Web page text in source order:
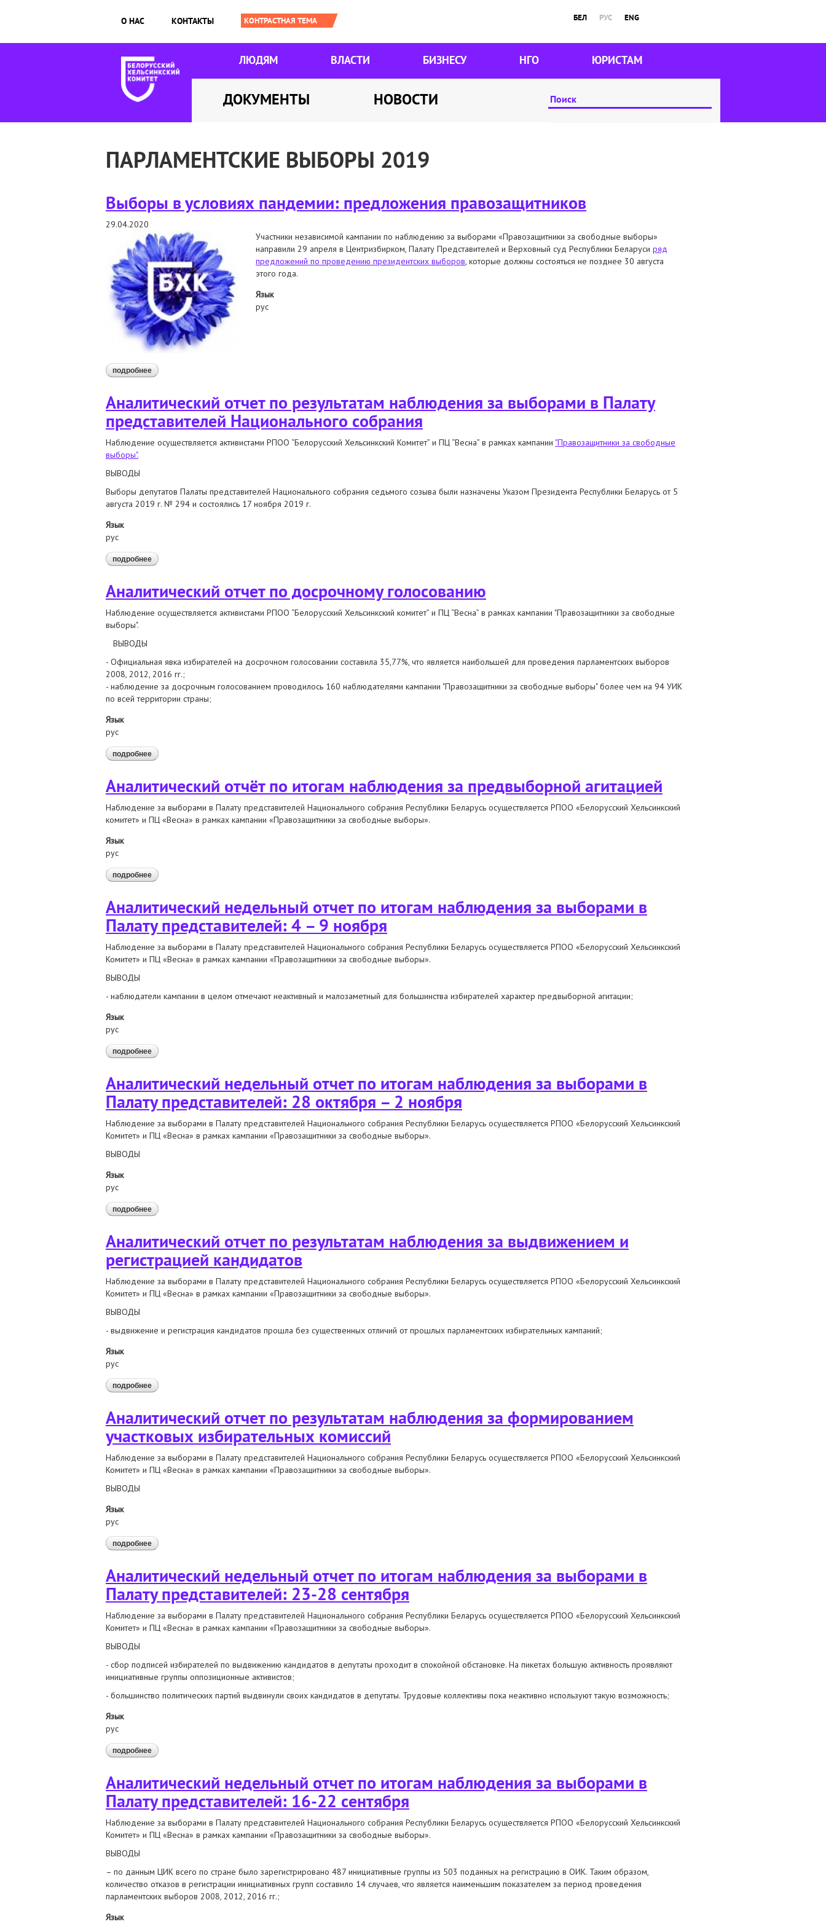
О НАС КОНТАКТЫ БЕЛ РУС ENG
ЛЮДЯМ ВЛАСТИ БИЗНЕСУ НГО ЮРИСТАМ
ДОКУМЕНТЫ НОВОСТИ
ПАРЛАМЕНТСКИЕ ВЫБОРЫ 2019
Выборы в условиях пандемии: предложения правозащитников
29.04.2020
Участники независимой кампании по наблюдению за выборами «Правозащитники за свободные выборы»
направили 29 апреля в Центризбирком, Палату Представителей и Верховный суд Республики Беларуси ряд
предложений по проведению президентских выборов, которые должны состояться не позднее 30 августа
этого года.
Язык
рус
подробнее о выборы в условиях пандемии: предложения правозащитников
Аналитический отчет по результатам наблюдения за выборами в Палату
представителей Национального собрания
Наблюдение осуществляется активистами РПОО “Белорусский Хельсинкский Комитет” и ПЦ “Весна” в рамках кампании "Правозащитники за свободные
выборы".
ВЫВОДЫ
Выборы депутатов Палаты представителей Национального собрания седьмого созыва были назначены Указом Президента Республики Беларусь от 5
августа 2019 г. № 294 и состоялись 17 ноября 2019 г.
Язык
рус
подробнее о аналитический отчет по результатам наблюдения за выборами в палату представителей национального собрания
Аналитический отчет по досрочному голосованию
Наблюдение осуществляется активистами РПОО “Белорусский Хельсинкский комитет” и ПЦ “Весна” в рамках кампании "Правозащитники за свободные
выборы".
ВЫВОДЫ
- Официальная явка избирателей на досрочном голосовании составила 35,77%, что является наибольшей для проведения парламентских выборов
2008, 2012, 2016 гг.;
- наблюдение за досрочным голосованием проводилось 160 наблюдателями кампании "Правозащитники за свободные выборы" более чем на 94 УИК
по всей территории страны;
Язык
рус
подробнее о аналитический отчет по досрочному голосованию
Аналитический отчёт по итогам наблюдения за предвыборной агитацией
Наблюдение за выборами в Палату представителей Национального собрания Республики Беларусь осуществляется РПОО «Белорусский Хельсинкский
комитет» и ПЦ «Весна» в рамках кампании «Правозащитники за свободные выборы».
Язык
рус
подробнее о аналитический отчёт по итогам наблюдения за предвыборной агитацией
Аналитический недельный отчет по итогам наблюдения за выборами в
Палату представителей: 4 – 9 ноября
Наблюдение за выборами в Палату представителей Национального собрания Республики Беларусь осуществляется РПОО «Белорусский Хельсинкский
Комитет» и ПЦ «Весна» в рамках кампании «Правозащитники за свободные выборы».
ВЫВОДЫ
- наблюдатели кампании в целом отмечают неактивный и малозаметный для большинства избирателей характер предвыборной агитации;
Язык
рус
подробнее о аналитический недельный отчет по итогам наблюдения за выборами в палату представителей: 4 – 9 ноября
Аналитический недельный отчет по итогам наблюдения за выборами в
Палату представителей: 28 октября – 2 ноября
Наблюдение за выборами в Палату представителей Национального собрания Республики Беларусь осуществляется РПОО «Белорусский Хельсинкский
Комитет» и ПЦ «Весна» в рамках кампании «Правозащитники за свободные выборы».
ВЫВОДЫ
Язык
рус
подробнее о аналитический недельный отчет по итогам наблюдения за выборами в палату представителей: 28 октября – 2 ноября
Аналитический отчет по результатам наблюдения за выдвижением и
регистрацией кандидатов
Наблюдение за выборами в Палату представителей Национального собрания Республики Беларусь осуществляется РПОО «Белорусский Хельсинкский
Комитет» и ПЦ «Весна» в рамках кампании «Правозащитники за свободные выборы».
ВЫВОДЫ
- выдвижение и регистрация кандидатов прошла без существенных отличий от прошлых парламентских избирательных кампаний;
Язык
рус
подробнее о аналитический отчет по результатам наблюдения за выдвижением и регистрацией кандидатов
Аналитический отчет по результатам наблюдения за формированием
участковых избирательных комиссий
Наблюдение за выборами в Палату представителей Национального собрания Республики Беларусь осуществляется РПОО «Белорусский Хельсинкский
Комитет» и ПЦ «Весна» в рамках кампании «Правозащитники за свободные выборы».
ВЫВОДЫ
Язык
рус
подробнее о аналитический отчет по результатам наблюдения за формированием участковых избирательных комиссий
Аналитический недельный отчет по итогам наблюдения за выборами в
Палату представителей: 23-28 сентября
Наблюдение за выборами в Палату представителей Национального собрания Республики Беларусь осуществляется РПОО «Белорусский Хельсинкский
Комитет» и ПЦ «Весна» в рамках кампании «Правозащитники за свободные выборы».
ВЫВОДЫ
- сбор подписей избирателей по выдвижению кандидатов в депутаты проходит в спокойной обстановке. На пикетах большую активность проявляют
инициативные группы оппозиционные активистов;
- большинство политических партий выдвинули своих кандидатов в депутаты. Трудовые коллективы пока неактивно используют такую ​​возможность;
Язык
рус
подробнее о аналитический недельный отчет по итогам наблюдения за выборами в палату представителей: 23-28 сентября
Аналитический недельный отчет по итогам наблюдения за выборами в
Палату представителей: 16-22 сентября
Наблюдение за выборами в Палату представителей Национального собрания Республики Беларусь осуществляется РПОО «Белорусский Хельсинкский
Комитет» и ПЦ «Весна» в рамках кампании «Правозащитники за свободные выборы».
ВЫВОДЫ
– по данным ЦИК всего по стране было зарегистрировано 487 инициативные группы из 503 поданных на регистрацию в ОИК. Таким образом,
количество отказов в регистрации инициативных групп составило 14 случаев, что является наименьшим показателем за период проведения
парламентских выборов 2008, 2012, 2016 гг.;
Язык